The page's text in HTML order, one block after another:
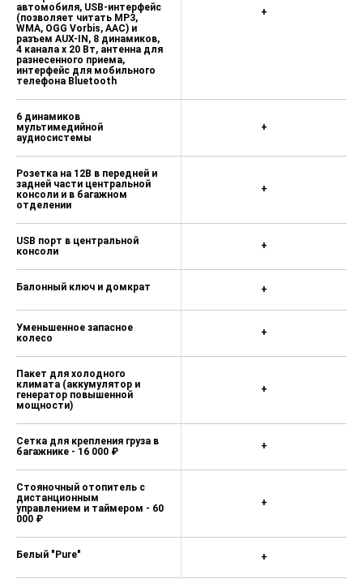
автомобиля, USB-интерфейс
(позволяет читать MP3,
WMA, OGG Vorbis, AAC) и
разъем AUX-IN, 8 динамиков,
4 канала х 20 Вт, антенна для
разнесенного приема,
интерфейс для мобильного
телефона Bluetooth
6 динамиков
мультимедийной
аудиосистемы
Розетка на 12В в передней и
задней части центральной
консоли и в багажном
отделении
USB порт в центральной
консоли
Балонный ключ и домкрат
Уменьшенное запасное
колесо
Пакет для холодного
климата (аккумулятор и
генератор повышенной
мощности)
Сетка для крепления груза в
багажнике - 16 000 ₽
Стояночный отопитель с
дистанционным
управлением и таймером - 60
000 ₽
Белый "Pure"
+
+
+
+
+
+
+
+
+
+